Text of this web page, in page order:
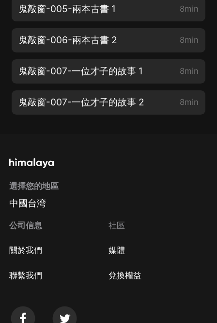
鬼敲窗-005-兩本古書 1 8min
鬼敲窗-006-兩本古書 2 8min
鬼敲窗-007-一位才子的故事 1 8min
鬼敲窗-007-一位才子的故事 2 8min
選擇您的地區
中國台湾
公司信息
關於我們
聯繫我們
社區
媒體
兌換權益